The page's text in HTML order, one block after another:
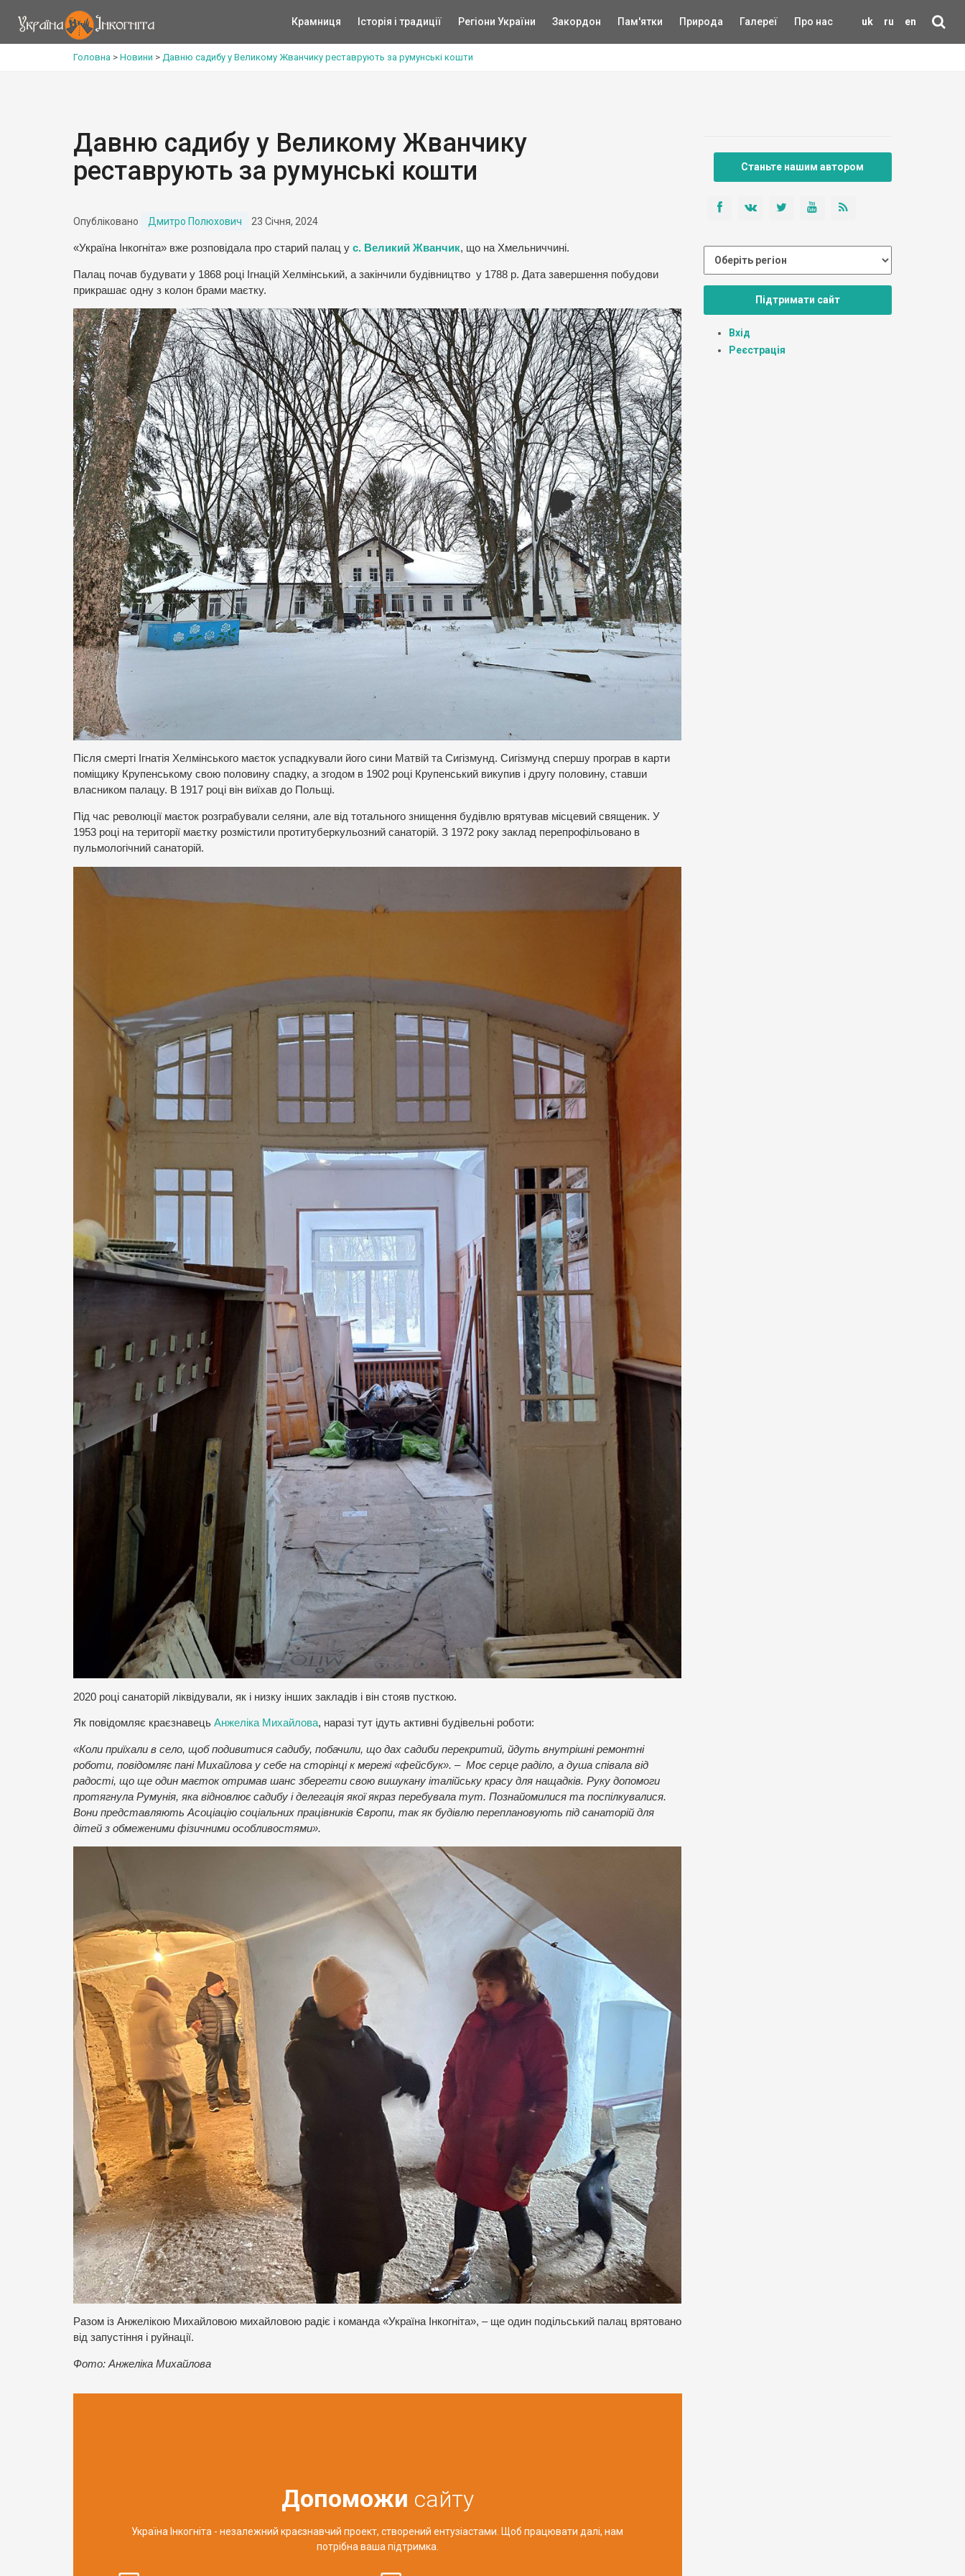
uk ru en
Крамниця Історія і традиції Регіони України Закордон Пам'ятки Природа Галереї Про нас
Головна > Новини > Давню садибу у Великому Жванчику реставрують за румунські кошти
Давню садибу у Великому Жванчику
реставрують за румунські кошти
Опубліковано Дмитро Полюхович 23 Січня, 2024
«Україна Інкогніта» вже розповідала про старий палац у с. Великий Жванчик, що на Хмельниччині.
Палац почав будувати у 1868 році Ігнацій Хелмінський, а закінчили будівництво у 1788 р. Дата завершення побудови
прикрашає одну з колон брами маєтку.
Після смерті Ігнатія Хелмінського маєток успадкували його сини Матвій та Сигізмунд. Сигізмунд спершу програв в карти
поміщику Крупенському свою половину спадку, а згодом в 1902 році Крупенський викупив і другу половину, ставши
власником палацу. В 1917 році він виїхав до Польщі.
Під час революції маєток розграбували селяни, але від тотального знищення будівлю врятував місцевий священик. У
1953 році на території маєтку розмістили протитуберкульозний санаторій. З 1972 року заклад перепрофільовано в
пульмологічний санаторій.
2020 році санаторій ліквідували, як і низку інших закладів і він стояв пусткою.
Як повідомляє краєзнавець Анжеліка Михайлова, наразі тут ідуть активні будівельні роботи:
«Коли приїхали в село, щоб подивитися садибу, побачили, що дах садиби перекритий, йдуть внутрішні ремонтні
роботи, повідомляє пані Михайлова у себе на сторінці к мережі «фейсбук». – Моє серце раділо, а душа співала від
радості, що ще один маєток отримав шанс зберегти свою вишукану італійську красу для нащадків. Руку допомоги
протягнула Румунія, яка відновлює садибу і делегація якої якраз перебувала тут. Познайомилися та поспілкувалися.
Вони представляють Асоціацію соціальних працівників Європи, так як будівлю переплановують під санаторій для
дітей з обмеженими фізичними особливостями».
Разом із Анжелікою Михайловою михайловою радіє і команда «Україна Інкогніта», – ще один подільський палац врятовано
від запустіння і руйнації.
Фото: Анжеліка Михайлова
Допоможи сайту
Україна Інкогніта - незалежний краєзнавчий проект, створений ентузіастами. Щоб працювати далі, нам
потрібна ваша підтримка.
Станьте нашим автором
Підтримати сайт
Вхід
Реєстрація